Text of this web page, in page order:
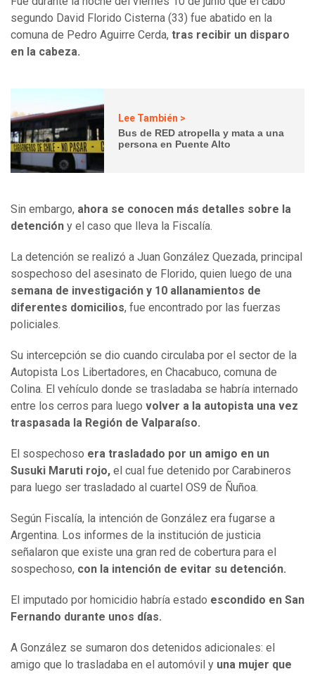
segundo David Florido Cisterna (33) fue abatido en la
comuna de Pedro Aguirre Cerda, tras recibir un disparo
en la cabeza.
Lee También >
Bus de RED atropella y mata a una
persona en Puente Alto
Sin embargo, ahora se conocen más detalles sobre la
detención y el caso que lleva la Fiscalía.
La detención se realizó a Juan González Quezada, principal
sospechoso del asesinato de Florido, quien luego de una
semana de investigación y 10 allanamientos de
diferentes domicilios, fue encontrado por las fuerzas
policiales.
Su intercepción se dio cuando circulaba por el sector de la
Autopista Los Libertadores, en Chacabuco, comuna de
Colina. El vehículo donde se trasladaba se habría internado
entre los cerros para luego volver a la autopista una vez
traspasada la Región de Valparaíso.
El sospechoso era trasladado por un amigo en un
Susuki Maruti rojo, el cual fue detenido por Carabineros
para luego ser trasladado al cuartel OS9 de Ñuñoa.
Según Fiscalía, la intención de González era fugarse a
Argentina. Los informes de la institución de justicia
señalaron que existe una gran red de cobertura para el
sospechoso, con la intención de evitar su detención.
El imputado por homicidio habría estado escondido en San
Fernando durante unos días.
A González se sumaron dos detenidos adicionales: el
amigo que lo trasladaba en el automóvil y una mujer que